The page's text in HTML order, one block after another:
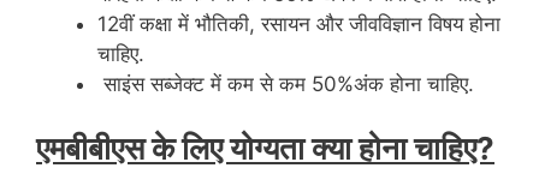
12वीं कक्षा में भौतिकी, रसायन और जीवविज्ञान विषय होना
चाहिए.
साइंस सब्जेक्ट में कम से कम 50%अंक होना चाहिए.
एमबीबीएस के लिए योग्यता क्या होना चाहिए?